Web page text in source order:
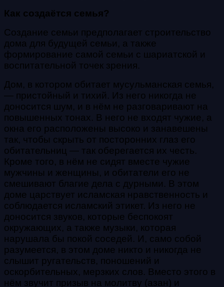
Как создаётся семья?
Создание семьи предполагает строительство
дома для будущей семьи, а также
формирование самой семьи с шариатской и
воспитательной точек зрения.
Дом, в котором обитает мусульманская семья,
— пристойный и тихий. Из него никогда не
доносится шум, и в нём не разговаривают на
повышенных тонах. В него не входят чужие, а
окна его расположены высоко и занавешены
так, чтобы скрыть от посторонних глаз его
обитательниц — так оберегается их честь.
Кроме того, в нём не сидят вместе чужие
мужчины и женщины, и обитатели его не
смешивают благие дела с дурными. В этом
доме царствует исламская нравственность и
соблюдается исламский этикет. Из него не
доносится звуков, которые беспокоят
окружающих, а также музыки, которая
нарушала бы покой соседей. И, само собой
разумеется, в этом доме никто и никогда не
слышит ругательств, поношений и
оскорбительных, мерзких слов. Вместо этого в
нём звучит призыв на молитву (азан) и